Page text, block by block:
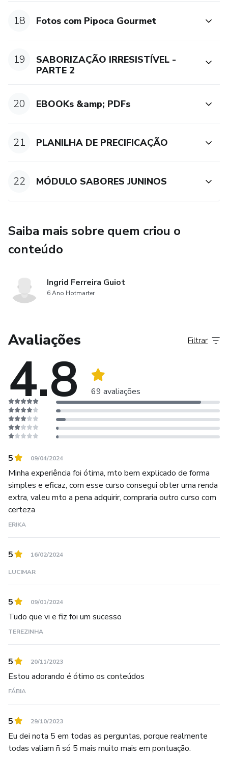
18 Fotos com Pipoca Gourmet
19
SABORIZAÇÃO IRRESISTÍVEL -
PARTE 2
20 EBOOKs &amp; PDFs
21 PLANILHA DE PRECIFICAÇÃO
22 MÓDULO SABORES JUNINOS
Saiba mais sobre quem criou o
conteúdo
Ingrid Ferreira Guiot
6 Ano Hotmarter
Avaliações
4.8 69 avaliações
Filtrar
5 09/04/2024
Minha experiência foi ótima, mto bem explicado de forma
simples e eficaz, com esse curso consegui obter uma renda
extra, valeu mto a pena adquirir, compraria outro curso com
certeza
ERIKA
5 16/02/2024
LUCIMAR
5 09/01/2024
Tudo que vi e fiz foi um sucesso
TEREZINHA
5 20/11/2023
Estou adorando é ótimo os conteúdos
FÁBIA
5 29/10/2023
Eu dei nota 5 em todas as perguntas, porque realmente
todas valiam ñ só 5 mais muito mais em pontuação.